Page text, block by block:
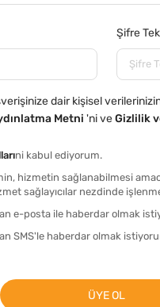
Şifre
dair kişisel
Metni 'ni veGizlilik
ni kabul ediyorum.
hizmetin sağlanabilmesi
sağlayıcılar nezdinde
e-posta ile haberdar olmak
SMS'le haberdar olmak
ÜYE OL